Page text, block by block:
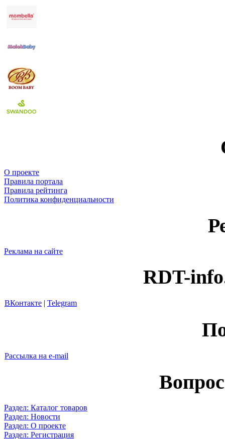
О проекте
Правила портала
Правила рейтинга
Политика конфиденциальности
Реклама на сайте
RDT-
ВКонтакте | Telegram
Рассылка на e-mail
Раздел: Каталог товаров
Раздел: Новости
Раздел: О проекте
Раздел: Регистрация